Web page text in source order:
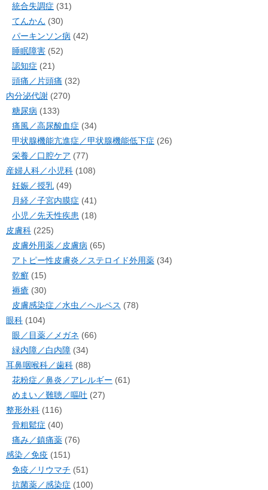
統合失調症 (31)
てんかん (30)
パーキンソン病 (42)
睡眠障害 (52)
認知症 (21)
頭痛／片頭痛 (32)
内分泌代謝 (270)
糖尿病 (133)
痛風／高尿酸血症 (34)
甲状腺機能亢進症／甲状腺機能低下症 (26)
栄養／口腔ケア (77)
産婦人科／小児科 (108)
妊娠／授乳 (49)
月経／子宮内膜症 (41)
小児／先天性疾患 (18)
皮膚科 (225)
皮膚外用薬／皮膚病 (65)
アトピー性皮膚炎／ステロイド外用薬 (34)
乾癬 (15)
褥瘡 (30)
皮膚感染症／水虫／ヘルペス (78)
眼科 (104)
眼／目薬／メガネ (66)
緑内障／白内障 (34)
耳鼻咽喉科／歯科 (88)
花粉症／鼻炎／アレルギー (61)
めまい／難聴／嘔吐 (27)
整形外科 (116)
骨粗鬆症 (40)
痛み／鎮痛薬 (76)
感染／免疫 (151)
免疫／リウマチ (51)
抗菌薬／感染症 (100)